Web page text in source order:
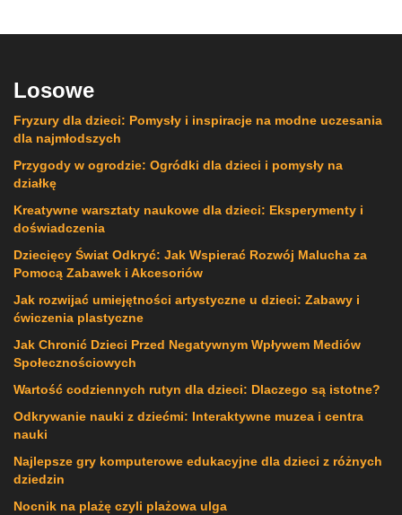
Losowe
Fryzury dla dzieci: Pomysły i inspiracje na modne uczesania
dla najmłodszych
Przygody w ogrodzie: Ogródki dla dzieci i pomysły na
działkę
Kreatywne warsztaty naukowe dla dzieci: Eksperymenty i
doświadczenia
Dziecięcy Świat Odkryć: Jak Wspierać Rozwój Malucha za
Pomocą Zabawek i Akcesoriów
Jak rozwijać umiejętności artystyczne u dzieci: Zabawy i
ćwiczenia plastyczne
Jak Chronić Dzieci Przed Negatywnym Wpływem Mediów
Społecznościowych
Wartość codziennych rutyn dla dzieci: Dlaczego są istotne?
Odkrywanie nauki z dziećmi: Interaktywne muzea i centra
nauki
Najlepsze gry komputerowe edukacyjne dla dzieci z różnych
dziedzin
Nocnik na plażę czyli plażowa ulga